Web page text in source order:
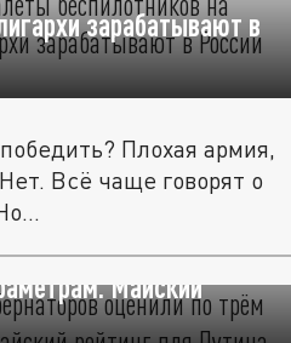
зарабатывают в
Плохая армия,
Всё чаще говорят о
губернаторов оценили
Майский